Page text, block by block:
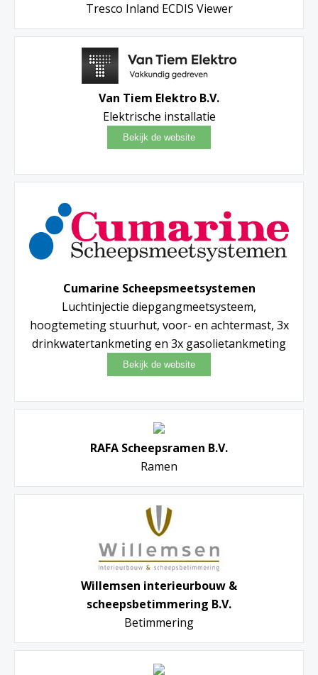
Tresco Inland ECDIS Viewer
Van Tiem Elektro B.V.
Elektrische installatie
Cumarine Scheepsmeetsystemen
Luchtinjectie diepgangmeetsysteem,
hoogtemeting stuurhut, voor- en achtermast, 3x
drinkwatertankmeting en 3x gasolietankmeting
RAFA Scheepsramen B.V.
Ramen
Willemsen interieurbouw &
scheepsbetimmering B.V.
Betimmering